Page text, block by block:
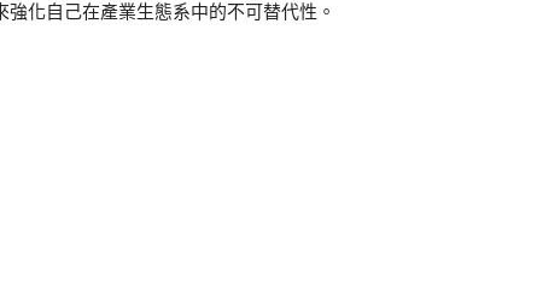
化自己在產業生態系中的不可替代性。